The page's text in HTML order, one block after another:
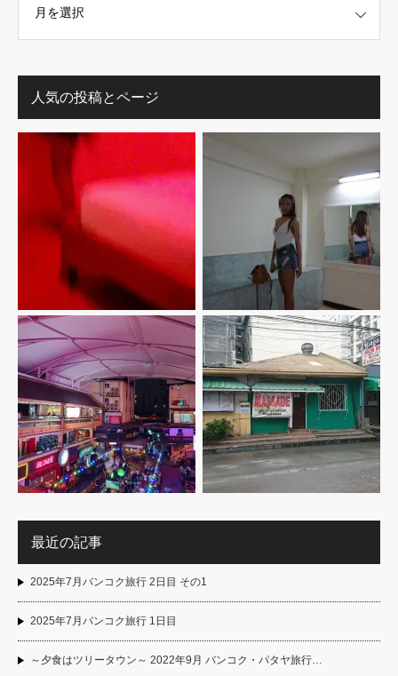
人気の投稿とページ
最近の記事
2025年7月バンコク旅行 2日目 その1
2025年7月バンコク旅行 1日目
～夕食はツリータウン～ 2022年9月 バンコク・パタヤ旅行…